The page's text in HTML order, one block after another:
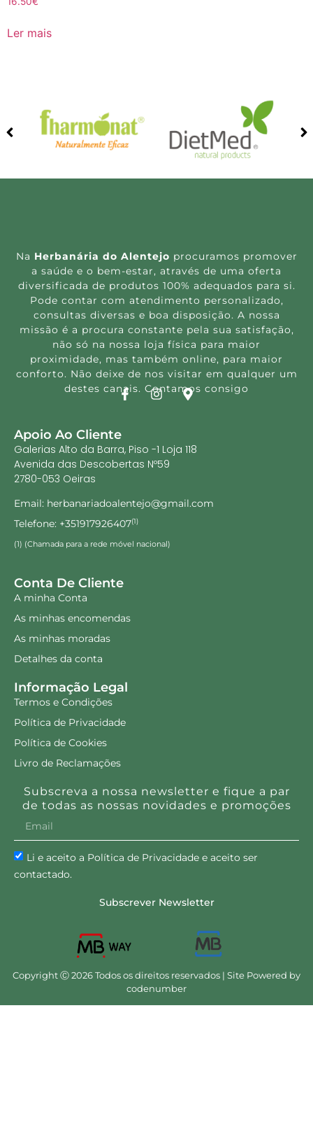
Ler mais
Na Herbanária do Alentejo procuramos promover
a saúde e o bem-estar, através de uma oferta
diversificada de produtos 100% adequados para si.
Pode contar com atendimento personalizado,
consultas diversas e boa disposição. A nossa
missão é a procura constante pela sua satisfação,
não só na nossa loja física para maior
proximidade, mas também online, para maior
conforto. Não deixe de nos visitar em qualquer um
destes canais. Contamos consigo
Apoio Ao Cliente
Galerias Alto da Barra, Piso -1 Loja 118
Avenida das Descobertas Nº59
2780-053 Oeiras
Email: herbanariadoalentejo@gmail.com
Telefone: +351917926407(1)
(1) (Chamada para a rede móvel nacional)
Conta De Cliente
A minha Conta
As minhas encomendas
As minhas moradas
Detalhes da conta
Informação Legal
Termos e Condições
Política de Privacidade
Política de Cookies
Livro de Reclamações
Subscreva a nossa newsletter e fique a par
de todas as nossas novidades e promoções
Li e aceito a Política de Privacidade e aceito ser
contactado.
Subscrever Newsletter
Copyright Ⓒ 2026 Todos os direitos reservados | Site Powered by
codenumber